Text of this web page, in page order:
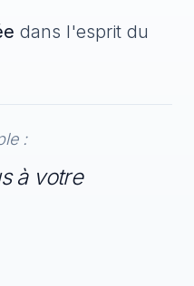
dans l'esprit du
:
à votre